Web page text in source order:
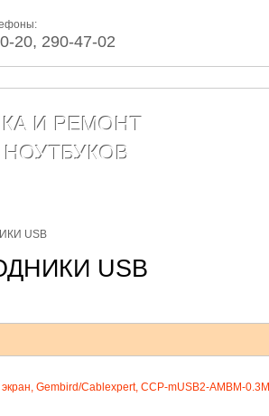
20, 290-47-02
И РЕМОНТ
USB
USB
Gembird/Cablexpert, CCP-mUSB2-AMBM-0.3M